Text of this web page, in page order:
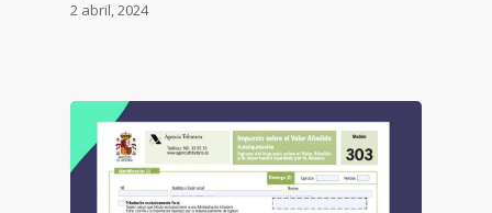
2 abril, 2024